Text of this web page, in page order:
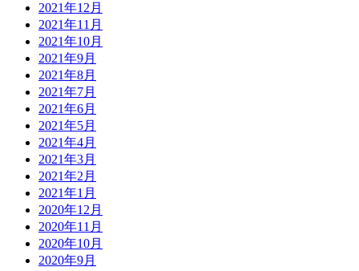
2021年12月
2021年11月
2021年10月
2021年9月
2021年8月
2021年7月
2021年6月
2021年5月
2021年4月
2021年3月
2021年2月
2021年1月
2020年12月
2020年11月
2020年10月
2020年9月